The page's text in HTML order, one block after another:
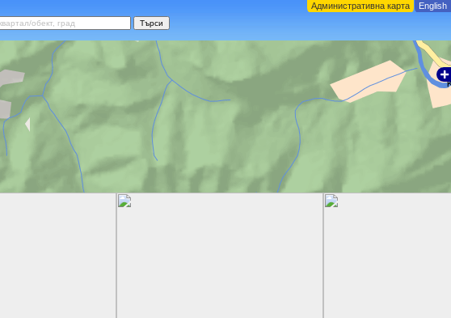
Административна карта English